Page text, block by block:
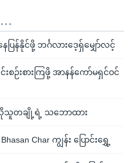
ြန်နိုင်ဖို့ ဘင်္ဂလားဒေ့ရှ်မျှော်လင့်
းစားကြဖို့ အာနန်ကော်မရှင်ဝင်
ေ့လိုသူတချို့ရဲ့ သဘောထား
Char ကျွန်း ပြောင်းရွှေ့